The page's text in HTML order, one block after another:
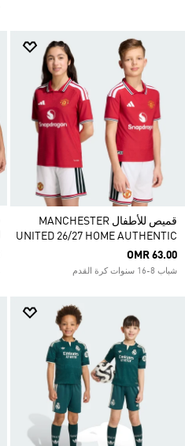
قميص للأطفال MANCHESTER
UNITED 26/27 HOME AUTHENTIC
OMR 63.00
شباب 8-16 سنوات كرة القدم